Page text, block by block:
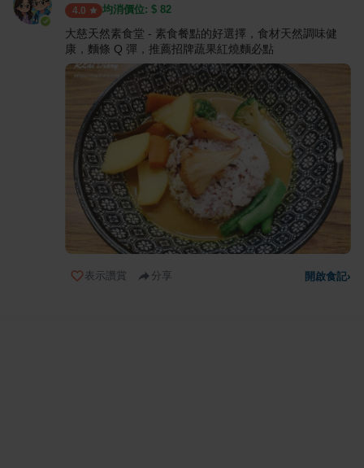
4.0 均消價位: $ 82
大慈天然素食堂 - 素食餐點的好選擇，食材天然調味健
康，麵條 Q 彈，推薦招牌蔬果紅燒麵必點
表示讚賞 分享 開啟食記›